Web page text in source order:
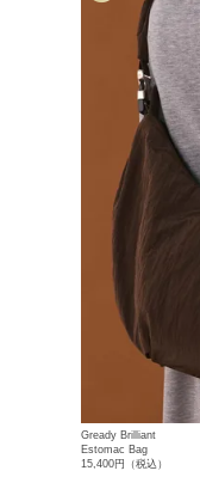
Gready Brilliant
Estomac Bag
15,400円（税込）